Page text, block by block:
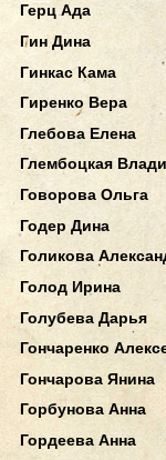
Герц Ада
Гин Дина
Гинкас Кама
Гиренко Вера
Глебова Елена
Глембоцкая
Говорова Ольга
Годер Дина
Голикова
Голод Ирина
Голубева Дарья
Гончаренко
Гончарова Янина
Горбунова Анна
Гордеева Анна